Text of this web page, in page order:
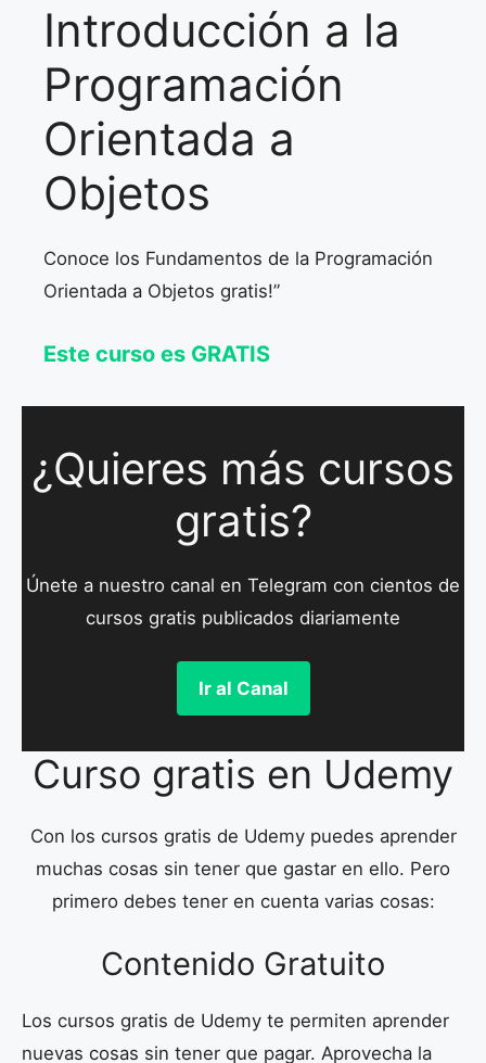
Introducción a la
Programación
Orientada a
Objetos
Conoce los Fundamentos de la Programación
Orientada a Objetos gratis!”
Este curso es GRATIS
¿Quieres más cursos
gratis?
Únete a nuestro canal en Telegram con cientos de
cursos gratis publicados diariamente
Ir al Canal
Curso gratis en Udemy
Con los cursos gratis de Udemy puedes aprender
muchas cosas sin tener que gastar en ello. Pero
primero debes tener en cuenta varias cosas:
Contenido Gratuito
Los cursos gratis de Udemy te permiten aprender
nuevas cosas sin tener que pagar. Aprovecha la